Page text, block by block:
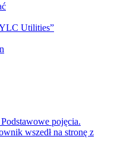
Utilities”
pojęcia.
wszedł na stronę z